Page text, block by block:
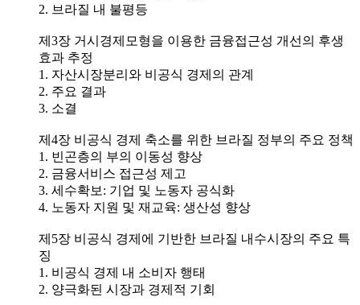
2. 브라질 내 불평등
제3장 거시경제모형을 이용한 금융접근성 개선의 후생
효과 추정
1. 자산시장분리와 비공식 경제의 관계
2. 주요 결과
3. 소결
제4장 비공식 경제 축소를 위한 브라질 정부의 주요 정책
1. 빈곤층의 부의 이동성 향상
2. 금융서비스 접근성 제고
3. 세수확보: 기업 및 노동자 공식화
4. 노동자 지원 및 재교육: 생산성 향상
제5장 비공식 경제에 기반한 브라질 내수시장의 주요 특
징
1. 비공식 경제 내 소비자 행태
2. 양극화된 시장과 경제적 기회